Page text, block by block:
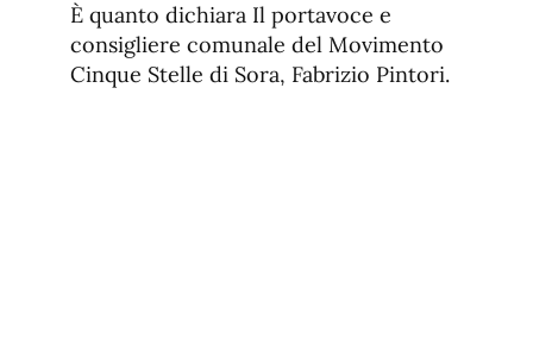
È quanto dichiara Il portavoce e
consigliere comunale del Movimento
Cinque Stelle di Sora, Fabrizio Pintori.